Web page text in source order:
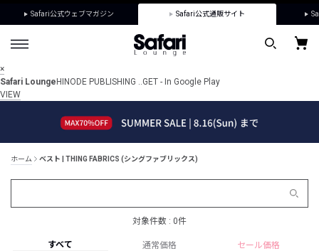
×
Safari Lounge HINODE PUBLISHING ..GET - In Google Play
VIEW
Safari公式ウェブマガジン Safari公式通販サイト
ホーム ベスト | THING FABRICS (シングファブリックス)
対象件数 : 0件
すべて 通常価格 セール価格